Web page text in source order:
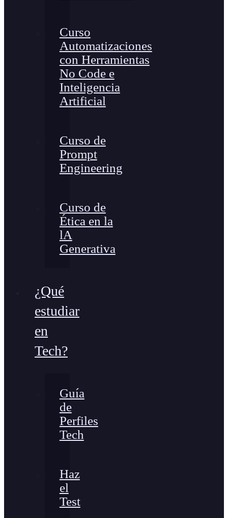
Curso
Automatizaciones
con Herramientas
No Code e
Inteligencia
Artificial
Curso de
Prompt
Engineering
Curso de
Ética en la
lA
Generativa
¿Qué
estudiar
en
Tech?
Guía
de
Perfiles
Tech
Haz
el
Test